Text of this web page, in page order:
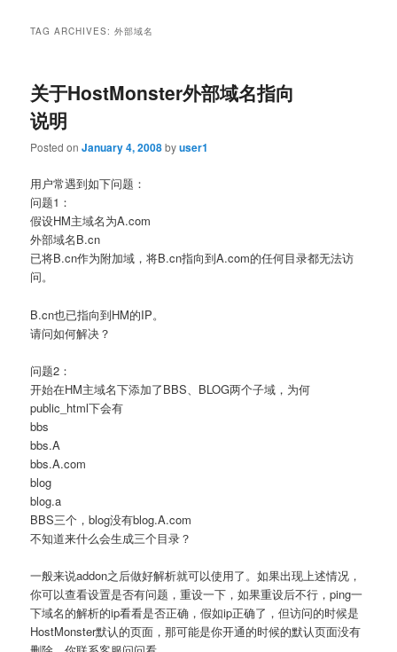
TAG ARCHIVES:外部域名
关于HostMonster外部域名指向
说明
Posted onJanuary 4, 2008byuser1
用户常遇到如下问题：
问题1：
假设HM主域名为A.com
外部域名B.cn
已将B.cn作为附加域，将B.cn指向到A.com的任何目录都无法访
问。
B.cn也已指向到HM的IP。
请问如何解决？
问题2：
开始在HM主域名下添加了BBS、BLOG两个子域，为何
public_html下会有
bbs
bbs.A
bbs.A.com
blog
blog.a
BBS三个，blog没有blog.A.com
不知道来什么会生成三个目录？
一般来说addon之后做好解析就可以使用了。如果出现上述情况，
你可以查看设置是否有问题，重设一下，如果重设后不行，ping一
下域名的解析的ip看看是否正确，假如ip正确了，但访问的时候是
HostMonster默认的页面，那可能是你开通的时候的默认页面没有